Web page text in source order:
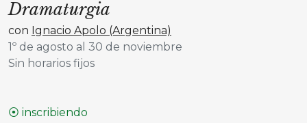
Dramaturgia
con Ignacio Apolo (Argentina)
1º de agosto al 30 de noviembre
Sin horarios fijos
⦿ inscribiendo